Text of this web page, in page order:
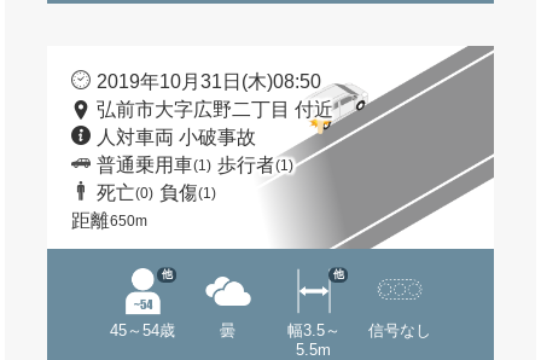
2019年10月31日(木)08:50
弘前市大字広野二丁目 付近
人対車両 小破事故
普通乗用車(1) 歩行者(1)
死亡(0) 負傷(1)
距離650m
45～54歳
他
曇
幅3.5～
5.5m
他
信号なし